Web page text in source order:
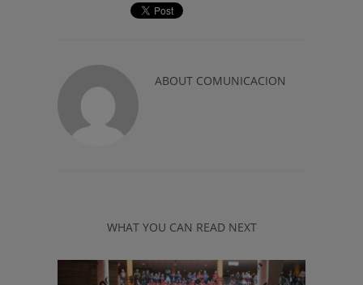
ABOUT COMUNICACION
WHAT YOU CAN READ NEXT